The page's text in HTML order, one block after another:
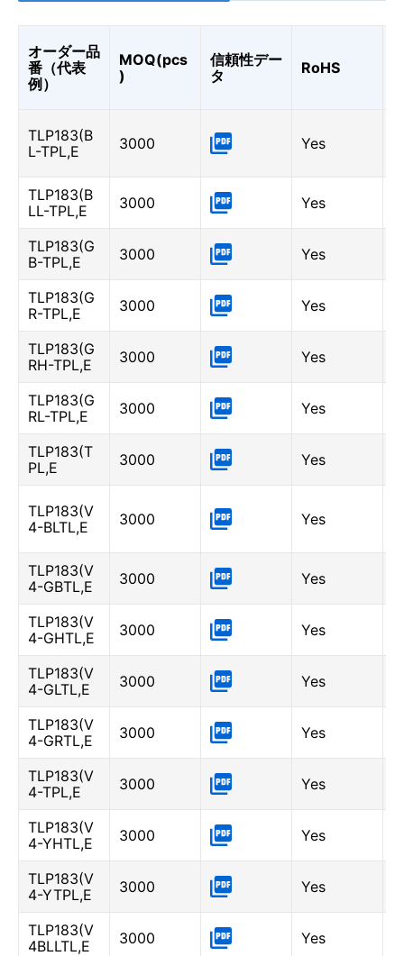
オーダー品
番（代表
例）
MOQ(pcs
)
信頼性デー
タ
RoHS
TLP183(B
L-TPL,E
3000 Yes
TLP183(B
LL-TPL,E
3000 Yes
TLP183(G
B-TPL,E
3000 Yes
TLP183(G
R-TPL,E
3000 Yes
TLP183(G
RH-TPL,E
3000 Yes
TLP183(G
RL-TPL,E
3000 Yes
TLP183(T
PL,E
3000 Yes
TLP183(V
4-BLTL,E
3000 Yes
TLP183(V
4-GBTL,E
3000 Yes
TLP183(V
4-GHTL,E
3000 Yes
TLP183(V
4-GLTL,E
3000 Yes
TLP183(V
4-GRTL,E
3000 Yes
TLP183(V
4-TPL,E
3000 Yes
TLP183(V
4-YHTL,E
3000 Yes
TLP183(V
4-YTPL,E
3000 Yes
TLP183(V
4BLLTL,E
3000 Yes